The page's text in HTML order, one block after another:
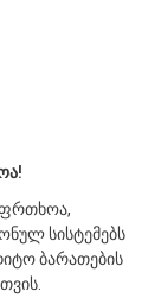
სისტემებს
ბარათების